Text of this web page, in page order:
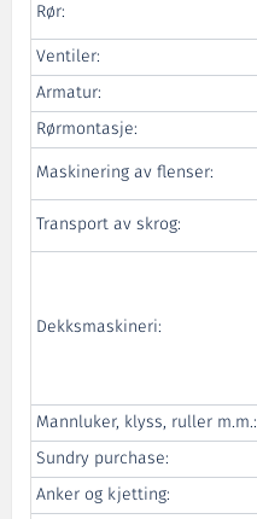
Rør:
Ventiler:
Armatur:
Rørmontasje:
Maskinering av flenser:
Transport av skrog:
Dekksmaskineri:
Mannluker, klyss, ruller m.m.:
Sundry purchase:
Anker og kjetting: